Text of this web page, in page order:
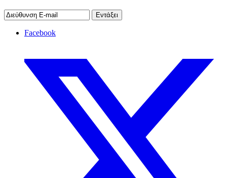
Εντάξει
Facebook